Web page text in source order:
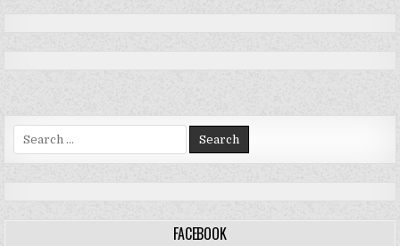
Search
for:
FACEBOOK